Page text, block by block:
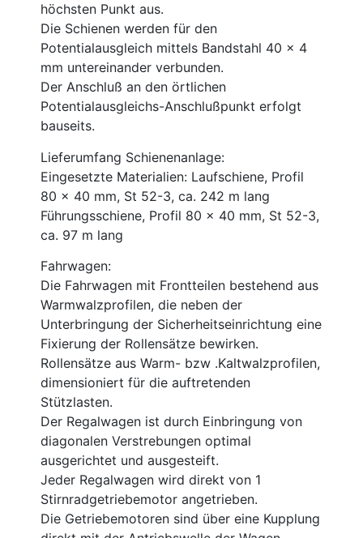
höchsten Punkt aus.
Die Schienen werden für den
Potentialausgleich mittels Bandstahl 40 x 4
mm untereinander verbunden.
Der Anschluß an den örtlichen
Potentialausgleichs-Anschlußpunkt erfolgt
bauseits.
Lieferumfang Schienenanlage:
Eingesetzte Materialien: Laufschiene, Profil
80 x 40 mm, St 52-3, ca. 242 m lang
Führungsschiene, Profil 80 x 40 mm, St 52-3,
ca. 97 m lang
Fahrwagen:
Die Fahrwagen mit Frontteilen bestehend aus
Warmwalzprofilen, die neben der
Unterbringung der Sicherheitseinrichtung eine
Fixierung der Rollensätze bewirken.
Rollensätze aus Warm- bzw .Kaltwalzprofilen,
dimensioniert für die auftretenden
Stützlasten.
Der Regalwagen ist durch Einbringung von
diagonalen Verstrebungen optimal
ausgerichtet und ausgesteift.
Jeder Regalwagen wird direkt von 1
Stirnradgetriebemotor angetrieben.
Die Getriebemotoren sind über eine Kupplung